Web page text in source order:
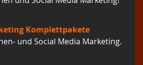
Komplettpakete
und Social Media Marketing.